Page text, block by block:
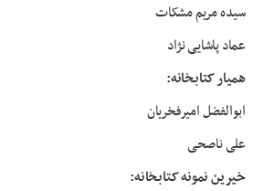
سیده مریم مشکات
عماد پاشایی نژاد
همیار کتابخانه:
ابوالفضل امیرفخریان
علی ناصحی
خیرین نمونه کتابخانه: